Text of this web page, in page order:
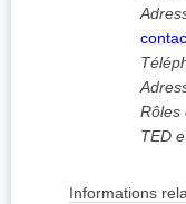
Rôles
TED
Informations